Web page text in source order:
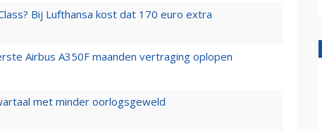
Bij Lufthansa kost dat 170 euro extra
Airbus A350F maanden vertraging oplopen
met minder oorlogsgeweld